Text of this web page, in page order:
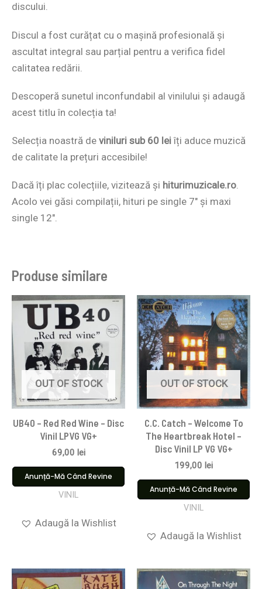
discului.
Discul a fost curățat cu o mașină profesională și
ascultat integral sau parțial pentru a verifica fidel
calitatea redării.
Descoperă sunetul inconfundabil al vinilului și adaugă
acest titlu în colecția ta!
Selecția noastră de viniluri sub 60 leiîți aduce muzică
de calitate la prețuri accesibile!
Dacă îți plac colecțiile, vizitează și hiturimuzicale.ro.
Acolo vei găsi compilații, hituri pe single 7″ și maxi
single 12″.
Produse similare
OUT OF STOCK
UB40 – Red Red Wine – Disc
Vinil LPVG VG+
69,00 lei
Anunță-Mă Când Revine
VINIL
Adaugă la Wishlist
OUT OF STOCK
C.C. Catch – Welcome To
The Heartbreak Hotel –
Disc Vinil LP VG VG+
199,00 lei
Anunță-Mă Când Revine
VINIL
Adaugă la Wishlist